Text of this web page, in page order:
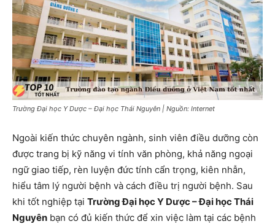
Trường Đại học Y Dược – Đại học Thái Nguyên | Nguồn: Internet
Ngoài kiến ​​thức chuyên ngành, sinh viên điều dưỡng còn
được trang bị kỹ năng vi tính văn phòng, khả năng ngoại
ngữ giao tiếp, rèn luyện đức tính cẩn trọng, kiên nhẫn,
hiểu tâm lý người bệnh và cách điều trị người bệnh. Sau
khi tốt nghiệp tại Trường Đại học Y Dược – Đại học Thái
Nguyên bạn có đủ kiến thức để xin việc làm tại các bệnh